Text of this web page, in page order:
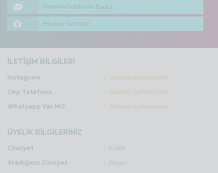
Hemen Sohbete Başla
Hediye Gönder
İLETİŞİM BİLGİLERİ
Instagram
Sadece üyelere özel
Cep Telefonu
Sadece üyelere özel
Whatsapp Var Mı?
Sadece üyelere özel
ÜYELİK BİLGİLERİNİZ
Cinsiyet
Erkek
Aradığınız Cinsiyet
Bayan